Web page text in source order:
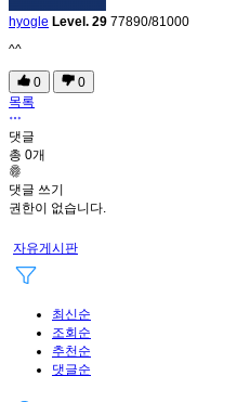
hyogle Level. 29 77890/81000
^^
0
0
목록
댓글
총 0개
댓글 쓰기
권한이 없습니다.
자유게시판
최신순
조회순
추천순
댓글순